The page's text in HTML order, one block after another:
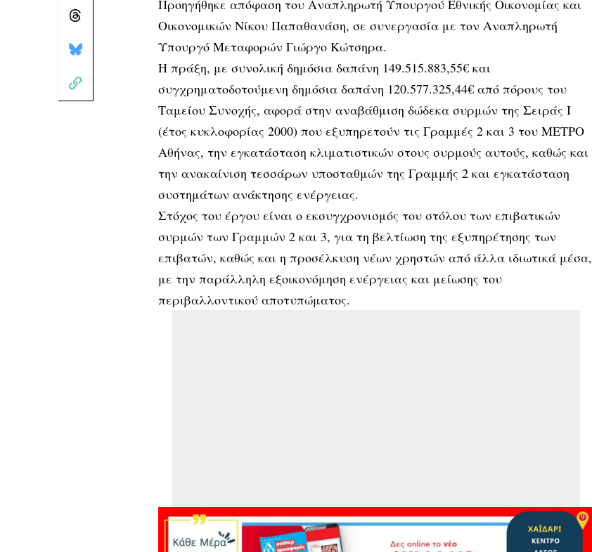
Προηγήθηκε απόφαση του Αναπληρωτή Υπουργού Εθνικής Οικονομίας και
Οικονομικών Νίκου Παπαθανάση, σε συνεργασία με τον Αναπληρωτή
Υπουργό Μεταφορών Γιώργο Κώτσηρα.
Η πράξη, με συνολική δημόσια δαπάνη 149.515.883,55€ και
συγχρηματοδοτούμενη δημόσια δαπάνη 120.577.325,44€ από πόρους του
Ταμείου Συνοχής, αφορά στην αναβάθμιση δώδεκα συρμών της Σειράς Ι
(έτος κυκλοφορίας 2000) που εξυπηρετούν τις Γραμμές 2 και 3 του ΜΕΤΡΟ
Αθήνας, την εγκατάσταση κλιματιστικών στους συρμούς αυτούς, καθώς και
την ανακαίνιση τεσσάρων υποσταθμών της Γραμμής 2 και εγκατάσταση
συστημάτων ανάκτησης ενέργειας.
Στόχος του έργου είναι ο εκσυγχρονισμός του στόλου των επιβατικών
συρμών των Γραμμών 2 και 3, για τη βελτίωση της εξυπηρέτησης των
επιβατών, καθώς και η προσέλκυση νέων χρηστών από άλλα ιδιωτικά μέσα,
με την παράλληλη εξοικονόμηση ενέργειας και μείωσης του
περιβαλλοντικού αποτυπώματος.